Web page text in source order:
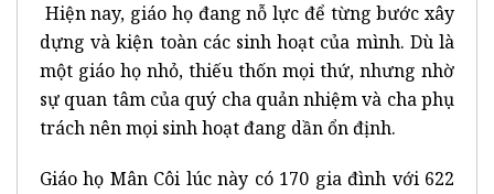
Hiện nay, giáo họ đang nỗ lực để từng bước xây
dựng và kiện toàn các sinh hoạt của mình. Dù là
một giáo họ nhỏ, thiếu thốn mọi thứ, nhưng nhờ
sự quan tâm của quý cha quản nhiệm và cha phụ
trách nên mọi sinh hoạt đang dần ổn định.
Giáo họ Mân Côi lúc này có 170 gia đình với 622